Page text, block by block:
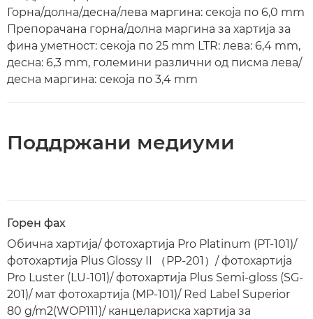
Горна/долна/десна/лева маргина: секоја по 6,0 mm
Препорачана горна/долна маргина за хартија за
фина уметност: секоја по 25 mm LTR: лева: 6,4 mm,
десна: 6,3 mm, големини различни од писма лева/
десна маргина: секоја по 3,4 mm
Поддржани медиуми
Горен фах
Обична хартија/ фотохартија Pro Platinum (PT-101)/
фотохартија Plus Glossy II （PP-201）/ фотохартија
Pro Luster (LU-101)/ фотохартија Plus Semi-gloss (SG-
201)/ мат фотохартија (MP-101)/ Red Label Superior
80 g/m2(WOP111)/ канцелариска хартија за